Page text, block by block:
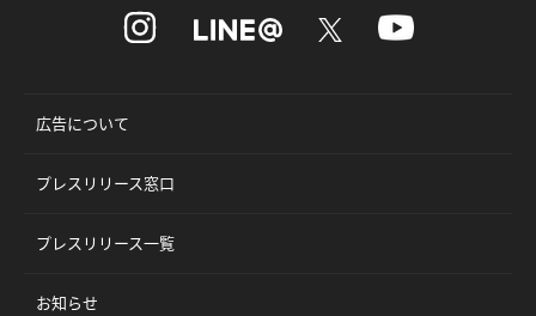
広告について
プレスリリース窓口
プレスリリース一覧
お知らせ